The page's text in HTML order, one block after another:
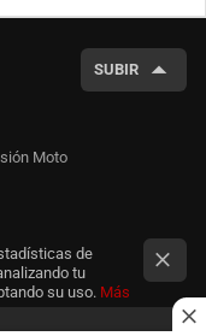
SUBIR
Moto
de
tu
su uso. Más